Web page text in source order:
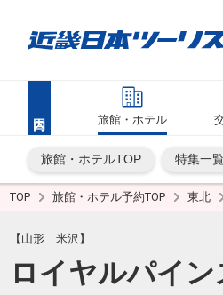
旅館・ホテル
旅館・ホテルTOP 特集一
TOP 旅館・ホテル予約TOP 東北
【山形 米沢】
ロイヤルパイ